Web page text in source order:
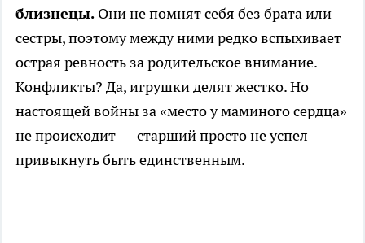
близнецы. Они не помнят себя без брата или
сестры, поэтому между ними редко вспыхивает
острая ревность за родительское внимание.
Конфликты? Да, игрушки делят жестко. Но
настоящей войны за «место у маминого сердца»
не происходит — старший просто не успел
привыкнуть быть единственным.